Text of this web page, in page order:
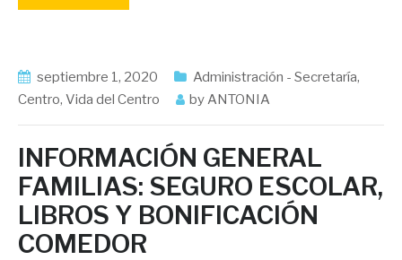
septiembre 1, 2020 Administración - Secretaría,
Centro, Vida del Centro byANTONIA
INFORMACIÓN GENERAL
FAMILIAS: SEGURO ESCOLAR,
LIBROS Y BONIFICACIÓN
COMEDOR